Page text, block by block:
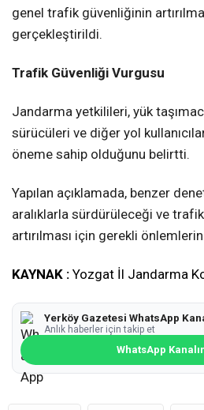
genel trafik güvenliğinin
gerçekleştirildi.
Trafik Güvenliği Vurgusu
Jandarma yetkilileri, yük
sürücüleri ve diğer yol
öneme sahip olduğunu belirtti.
Yapılan açıklamada, benzer
aralıklarla sürdürüleceği ve
artırılması için gerekli önlemlerin
KAYNAK : Yozgat İl Jandarma
Yerköy Gazetesi WhatsApp
Anlık haberler için takip et
WhatsApp